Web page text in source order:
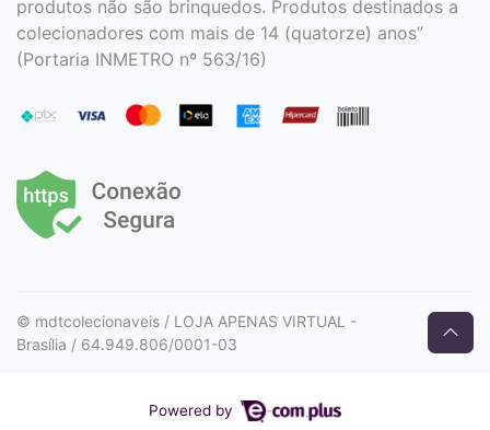
produtos não são brinquedos. Produtos destinados a
colecionadores com mais de 14 (quatorze) anos”
(Portaria INMETRO nº 563/16)
© mdtcolecionaveis / LOJA APENAS VIRTUAL -
Brasília / 64.949.806/0001-03
Powered by